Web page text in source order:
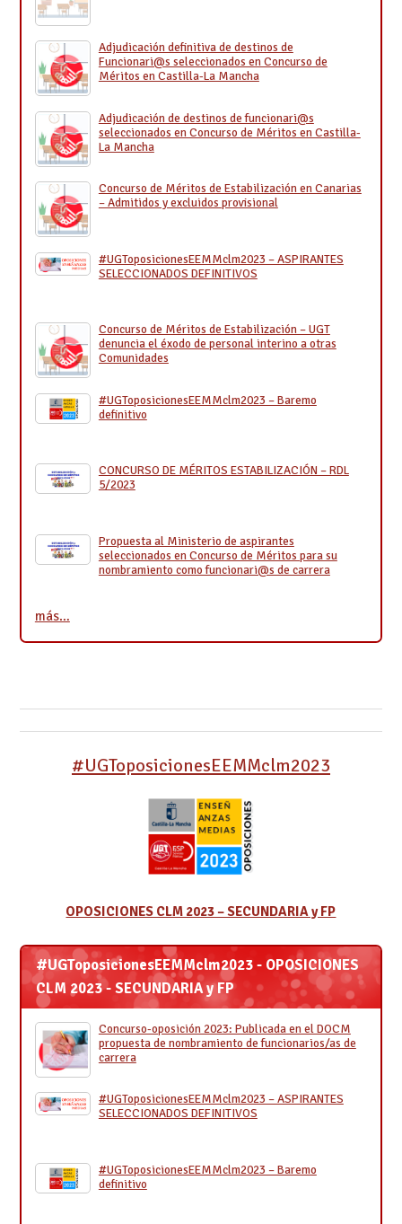
Adjudicación definitiva de destinos de
Funcionari@s seleccionados en Concurso de
Méritos en Castilla-La Mancha
Adjudicación de destinos de funcionari@s
seleccionados en Concurso de Méritos en Castilla-
La Mancha
Concurso de Méritos de Estabilización en Canarias
– Admitidos y excluidos provisional
#UGToposicionesEEMMclm2023 – ASPIRANTES
SELECCIONADOS DEFINITIVOS
Concurso de Méritos de Estabilización – UGT
denuncia el éxodo de personal interino a otras
Comunidades
#UGToposicionesEEMMclm2023 – Baremo
definitivo
CONCURSO DE MÉRITOS ESTABILIZACIÓN – RDL
5/2023
Propuesta al Ministerio de aspirantes
seleccionados en Concurso de Méritos para su
nombramiento como funcionari@s de carrera
más…
#UGToposicionesEEMMclm2023
OPOSICIONES CLM 2023 – SECUNDARIA y FP
#UGToposicionesEEMMclm2023 - OPOSICIONES
CLM 2023 - SECUNDARIA y FP
Concurso-oposición 2023: Publicada en el DOCM
propuesta de nombramiento de funcionarios/as de
carrera
#UGToposicionesEEMMclm2023 – ASPIRANTES
SELECCIONADOS DEFINITIVOS
#UGToposicionesEEMMclm2023 – Baremo
definitivo